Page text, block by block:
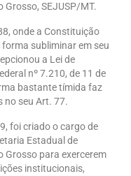
SEJUSP/MT.
onde a Constituição
subliminar em seu
a Lei de
nº 7.210, de 11 de
bastante tímida faz
no seu Art. 77.
foi criado o cargo de
Estadual de
Grosso para exercerem
institucionais,